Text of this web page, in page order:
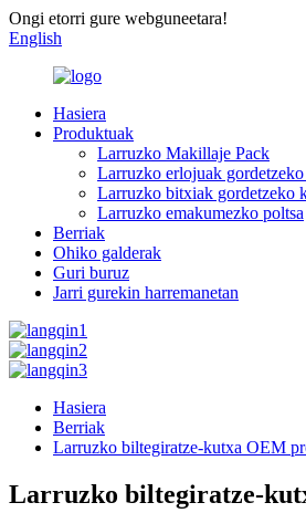
Ongi etorri gure webguneetara!
English
Hasiera
Produktuak
Larruzko Makillaje Pack
Larruzko erlojuak
Larruzko bitxiak gordetzeko
Larruzko emakumezko poltsa
Berriak
Ohiko galderak
Guri buruz
Jarri gurekin harremanetan
Hasiera
Berriak
Larruzko biltegiratze-kutxa OEM
Larruzko biltegiratze-